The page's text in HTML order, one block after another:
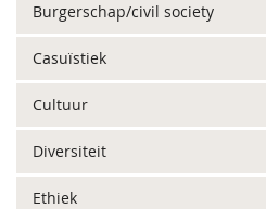
Burgerschap/civil society
Casuïstiek
Cultuur
Diversiteit
Ethiek